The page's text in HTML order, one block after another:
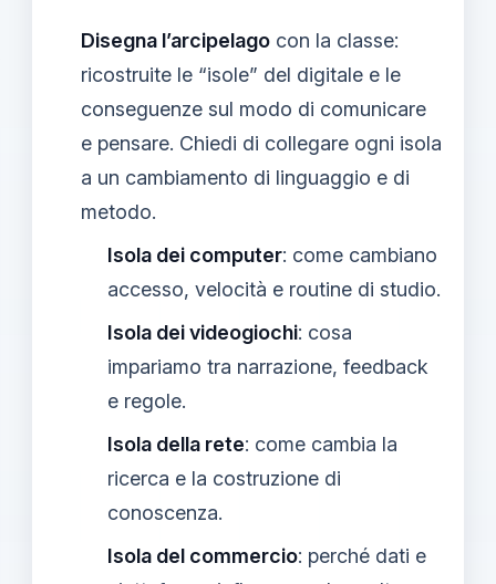
Disegna l’arcipelago con la classe:
ricostruite le “isole” del digitale e le
conseguenze sul modo di comunicare
e pensare. Chiedi di collegare ogni isola
a un cambiamento di linguaggio e di
metodo.
Isola dei computer: come cambiano
accesso, velocità e routine di studio.
Isola dei videogiochi: cosa
impariamo tra narrazione, feedback
e regole.
Isola della rete: come cambia la
ricerca e la costruzione di
conoscenza.
Isola del commercio: perché dati e